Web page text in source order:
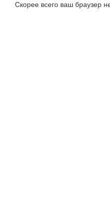
Скорее всего ваш браузер